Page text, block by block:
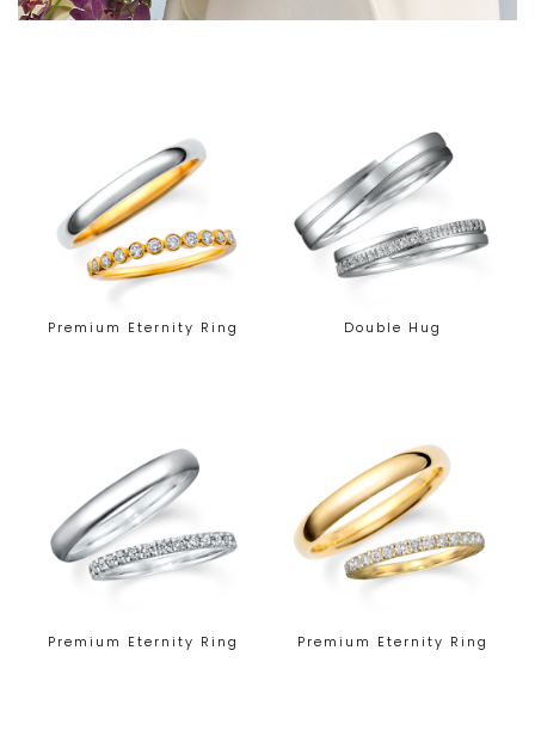
Premium Eternity Ring Double Hug
Premium Eternity Ring Premium Eternity Ring